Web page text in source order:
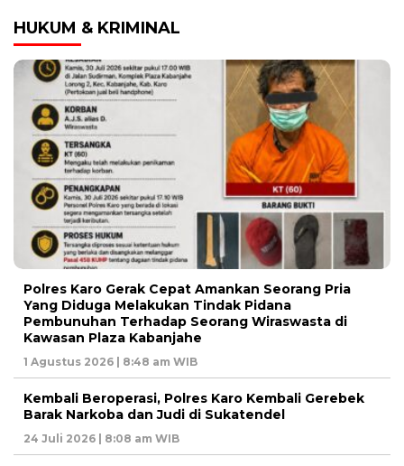
HUKUM & KRIMINAL
Polres Karo Gerak Cepat Amankan Seorang Pria
Yang Diduga Melakukan Tindak Pidana
Pembunuhan Terhadap Seorang Wiraswasta di
Kawasan Plaza Kabanjahe
1 Agustus 2026 | 8:48 am WIB
Kembali Beroperasi, Polres Karo Kembali Gerebek
Barak Narkoba dan Judi di Sukatendel
24 Juli 2026 | 8:08 am WIB